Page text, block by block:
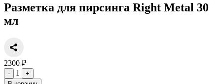
Разметка для пирсинга Right Metal 30
мл
2300 ₽
- 1
+